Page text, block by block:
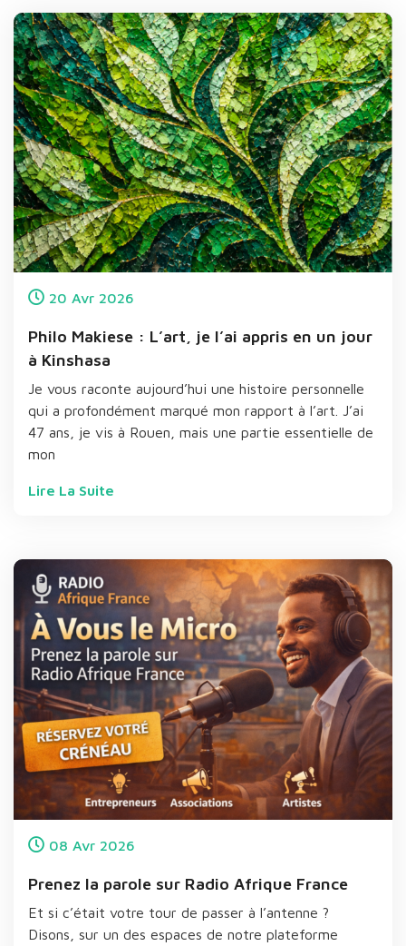
20 Avr 2026
Philo Makiese : L’art, je l’ai appris en un jour
à Kinshasa
Je vous raconte aujourd’hui une histoire personnelle
qui a profondément marqué mon rapport à l’art. J’ai
47 ans, je vis à Rouen, mais une partie essentielle de
mon
Lire La Suite
08 Avr 2026
Prenez la parole sur Radio Afrique France
Et si c’était votre tour de passer à l’antenne ?
Disons, sur un des espaces de notre plateforme